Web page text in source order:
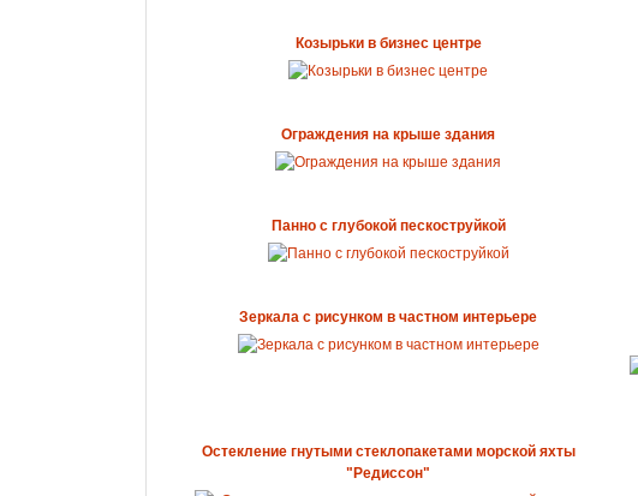
Козырьки в бизнес центре
Ограждения на крыше здания
Панно с глубокой пескоструйкой
Зеркала с рисунком в частном интерьере
Остекление гнутыми стеклопакетами морской яхты
"Редиссон"